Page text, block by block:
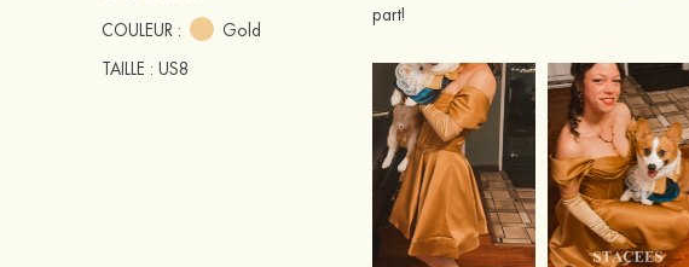
COULEUR :
Gold
TAILLE : US8
part!